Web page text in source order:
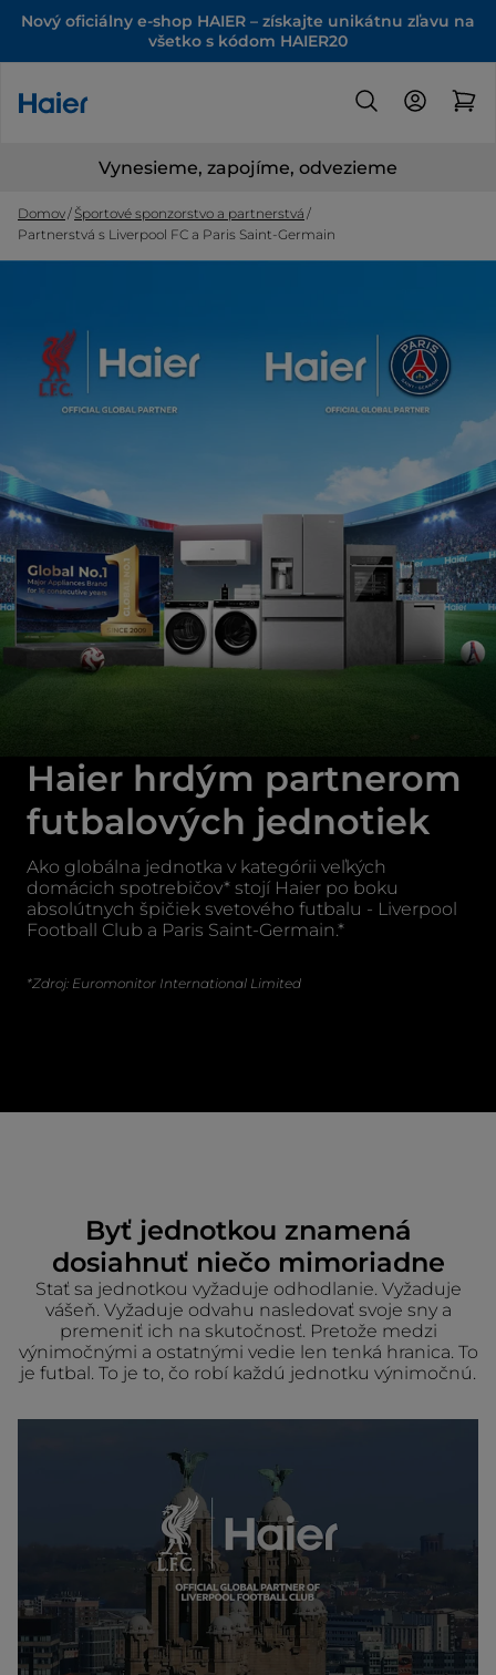
Nový oficiálny e-shop HAIER – získajte unikátnu zľavu na
všetko s kódom HAIER20
Vynesieme, zapojíme, odvezieme
Domov Športové sponzorstvo a partnerstvá
Partnerstvá s Liverpool FC a Paris Saint-Germain
Haier hrdým partnerom
futbalových jednotiek
Ako globálna jednotka v kategórii veľkých
domácich spotrebičov* stojí Haier po boku
absolútnych špičiek svetového futbalu - Liverpool
Football Club a Paris Saint-Germain.*
*Zdroj: Euromonitor International Limited
Byť jednotkou znamená
dosiahnuť niečo mimoriadne
Stať sa jednotkou vyžaduje odhodlanie. Vyžaduje
vášeň. Vyžaduje odvahu nasledovať svoje sny a
premeniť ich na skutočnosť. Pretože medzi
výnimočnými a ostatnými vedie len tenká hranica. To
je futbal. To je to, čo robí každú jednotku výnimočnú.